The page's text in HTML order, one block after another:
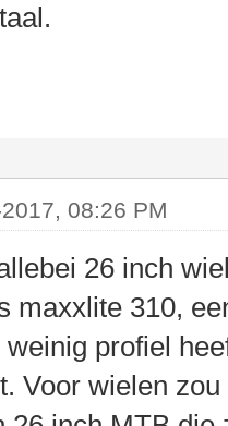
08:26 PM
26 inch
maxxlite 310,
weinig profiel
Voor wielen